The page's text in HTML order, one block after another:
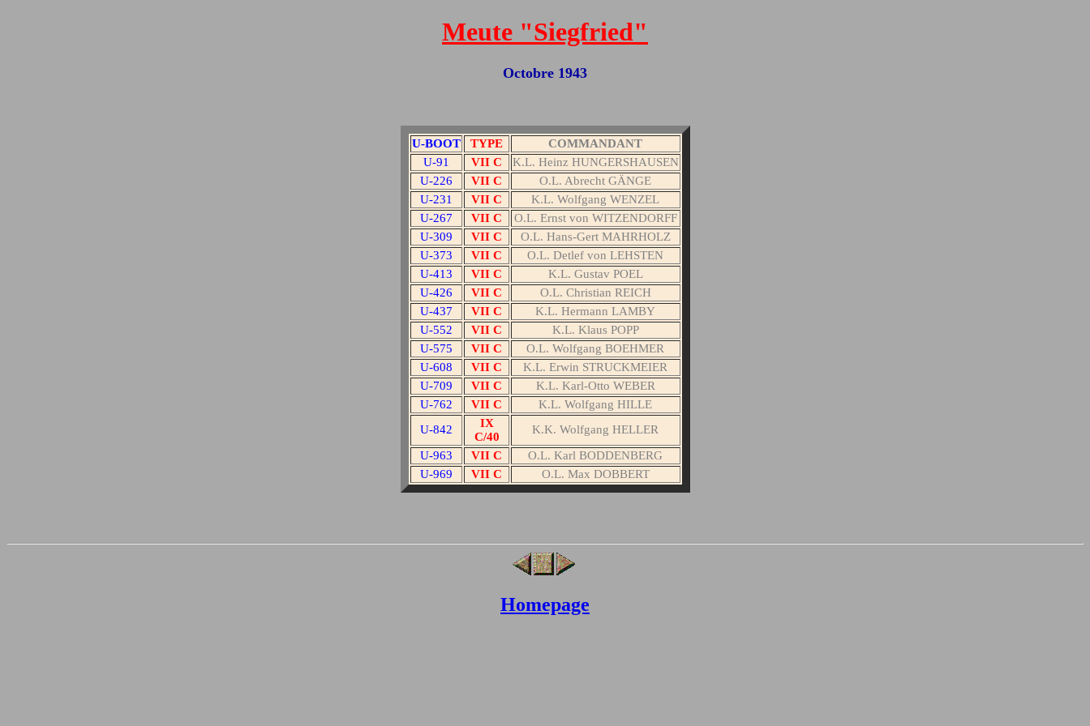
Meute "Siegfried"
Octobre 1943
U-BOOT TYPE
COMMANDANT
U-91
VII C
K.L. Heinz HUNGERSHAUSEN
U-226
VII C
O.L. Abrecht GÄNGE
U-231
VII C
K.L. Wolfgang WENZEL
U-267
VII C
O.L. Ernst von WITZENDORFF
U-309
VII C
O.L. Hans-Gert MAHRHOLZ
U-373
VII C
O.L. Detlef von LEHSTEN
U-413
VII C
K.L. Gustav POEL
U-426
VII C
O.L. Christian REICH
U-437
VII C
K.L. Hermann LAMBY
U-552
VII C
K.L. Klaus POPP
U-575
VII C
O.L. Wolfgang BOEHMER
U-608
VII C
K.L. Erwin STRUCKMEIER
U-709
VII C
K.L. Karl-Otto WEBER
U-762
VII C
K.L. Wolfgang HILLE
U-842
IX
C/40
K.K. Wolfgang HELLER
U-963
VII C
O.L. Karl BODDENBERG
U-969
VII C O.L. Max DOBBERT
Homepage